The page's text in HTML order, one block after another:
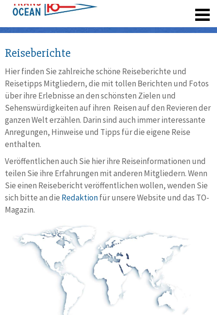
Reiseberichte
Hier finden Sie zahlreiche schöne Reiseberichte und
Reisetipps Mitgliedern, die mit tollen Berichten und Fotos
über ihre Erlebnisse an den schönsten Zielen und
Sehenswürdigkeiten auf ihren Reisen auf den Revieren der
ganzen Welt erzählen. Darin sind auch immer interessante
Anregungen, Hinweise und Tipps für die eigene Reise
enthalten.
Veröffentlichen auch Sie hier ihre Reiseinformationen und
teilen Sie ihre Erfahrungen mit anderen Mitgliedern. Wenn
Sie einen Reisebericht veröffentlichen wollen, wenden Sie
sich bitte an die Redaktionfür unsere Website und das TO-
Magazin.